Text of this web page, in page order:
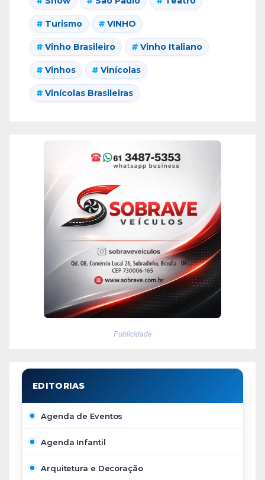
Turismo VINHO
Vinho Brasileiro Vinho Italiano
Vinhos Vinícolas
Vinícolas Brasileiras
Publicidade
Agenda de Eventos
Agenda Infantil
Arquitetura e Decoração